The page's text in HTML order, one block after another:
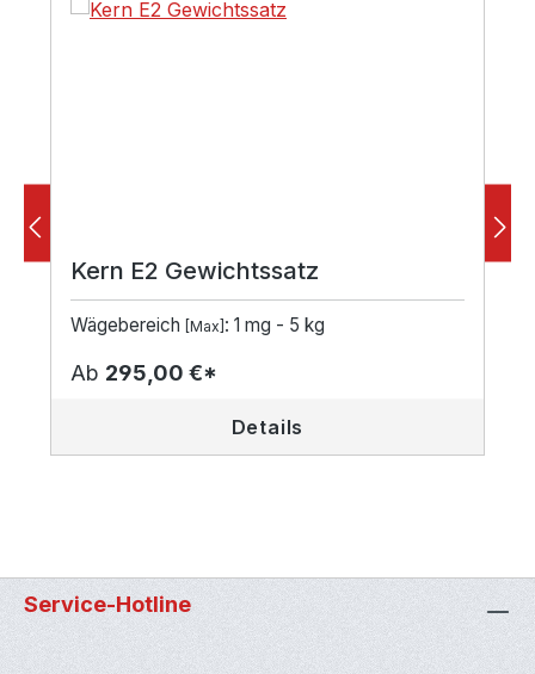
Kern E2 Gewichtssatz
Wägebereich [Max] : 1 mg - 5 kg
Ab 295,00 €*
Details
Service-Hotline